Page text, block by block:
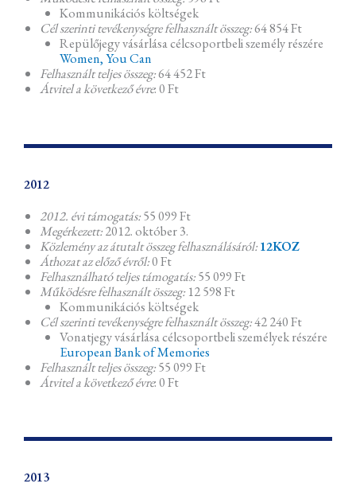
Kommunikációs költségek
Cél szerinti tevékenységre felhasznált összeg:64 854 Ft
Repülőjegy vásárlása célcsoportbeli személy részére
Women, You Can
Felhasznált teljes összeg:64 452 Ft
Átvitel a következő évre: 0 Ft
2012
2012. évi támogatás:55 099 Ft
Megérkezett:2012. október 3.
Közlemény az átutalt összeg felhasználásáról:12KOZ
Áthozat az előző évről:0 Ft
Felhasználható teljes támogatás:55 099 Ft
Működésre felhasznált összeg:12 598 Ft
Kommunikációs költségek
Cél szerinti tevékenységre felhasznált összeg:42 240 Ft
Vonatjegy vásárlása célcsoportbeli személyek részére
European Bank of Memories
Felhasznált teljes összeg:55 099 Ft
Átvitel a következő évre: 0 Ft
2013